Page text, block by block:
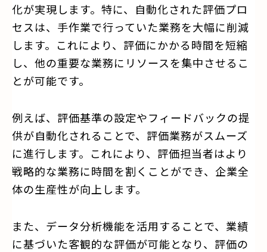
化が実現します。特に、自動化された評価プロ
セスは、手作業で行っていた業務を大幅に削減
します。これにより、評価にかかる時間を短縮
し、他の重要な業務にリソースを集中させるこ
とが可能です。
例えば、評価基準の設定やフィードバックの提
供が自動化されることで、評価業務がスムーズ
に進行します。これにより、評価担当者はより
戦略的な業務に時間を割くことができ、企業全
体の生産性が向上します。
また、データ分析機能を活用することで、業績
に基づいた客観的な評価が可能となり、評価の